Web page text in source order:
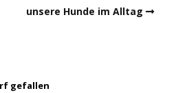
unsere Hunde im Alltag
gefallen